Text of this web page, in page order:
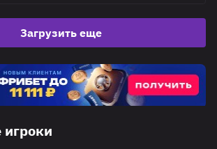
и целый ряд исправлений ошибок агентов и
Загрузить еще